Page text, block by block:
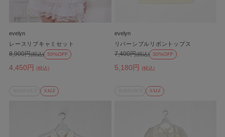
evelyn
レースリブキャミセット
4,450円 (税込)
8,900円(税込) 50%OFF
evelyn
リバーシブルリボントップス
5,180円 (税込)
7,400円(税込) 30%OFF
SALE SALE